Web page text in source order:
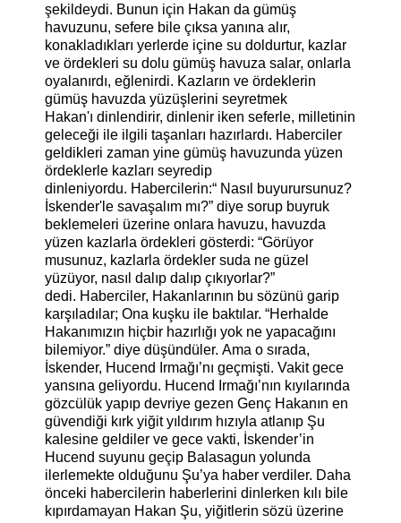
şekildeydi. Bunun için Hakan da gümüş
havuzunu, sefere bile çıksa yanına alır,
konakladıkları yerlerde içine su doldurtur, kazlar
ve ördekleri su dolu gümüş havuza salar, onlarla
oyalanırdı, eğlenirdi. Kazların ve ördeklerin
gümüş havuzda yüzüşlerini seyretmek
Hakan'ı dinlendirir, dinlenir iken seferle, milletinin
geleceği ile ilgili taşanları hazırlardı. Haberciler
geldikleri zaman yine gümüş havuzunda yüzen
ördeklerle kazları seyredip
dinleniyordu. Habercilerin:“ Nasıl buyurursunuz?
İskender'le savaşalım mı?” diye sorup buyruk
beklemeleri üzerine onlara havuzu, havuzda
yüzen kazlarla ördekleri gösterdi: “Görüyor
musunuz, kazlarla ördekler suda ne güzel
yüzüyor, nasıl dalıp dalıp çıkıyorlar?”
dedi. Haberciler, Hakanlarının bu sözünü garip
karşıladılar; Ona kuşku ile baktılar. “Herhalde
Hakanımızın hiçbir hazırlığı yok ne yapacağını
bilemiyor.” diye düşündüler. Ama o sırada,
İskender, Hucend Irmağı’nı geçmişti. Vakit gece
yansına geliyordu. Hucend Irmağı’nın kıyılarında
gözcülük yapıp devriye gezen Genç Hakanın en
güvendiği kırk yiğit yıldırım hızıyla atlanıp Şu
kalesine geldiler ve gece vakti, İskender’in
Hucend suyunu geçip Balasagun yolunda
ilerlemekte olduğunu Şu’ya haber verdiler. Daha
önceki habercilerin haberlerini dinlerken kılı bile
kıpırdamayan Hakan Şu, yiğitlerin sözü üzerine